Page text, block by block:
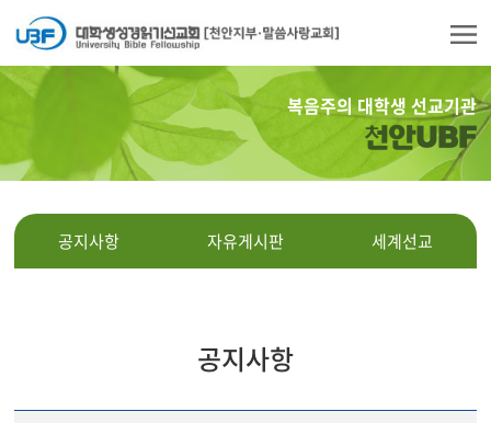
복음주의 대학생 선교기관
천안UBF
공지사항 자유게시판 세계선교
공지사항